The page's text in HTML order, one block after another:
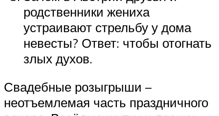
родственники жениха
устраивают стрельбу у дома
невесты? Ответ: чтобы отогнать
злых духов.
Свадебные розыгрыши –
неотъемлемая часть праздничного